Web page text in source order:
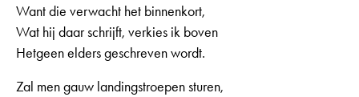
Want die verwacht het binnenkort,
Wat hij daar schrijft, verkies ik boven
Hetgeen elders geschreven wordt.
Zal men gauw landingstroepen sturen,